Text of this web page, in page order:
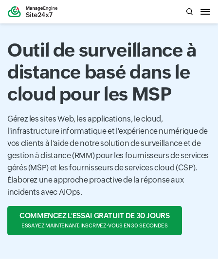
Outil de surveillance à
distance basé dans le
cloud pour les MSP
Gérez les sites Web, les applications, le cloud,
l'infrastructure informatique et l'expérience numérique de
vos clients à l'aide de notre solution de surveillance et de
gestion à distance (RMM) pour les fournisseurs de services
gérés (MSP) et les fournisseurs de services cloud (CSP).
Élaborez une approche proactive de la réponse aux
incidents avec AIOps.
COMMENCEZ L'ESSAI GRATUIT DE 30 JOURS
ESSAYEZ MAINTENANT, INSCRIVEZ-VOUS EN 30 SECONDES